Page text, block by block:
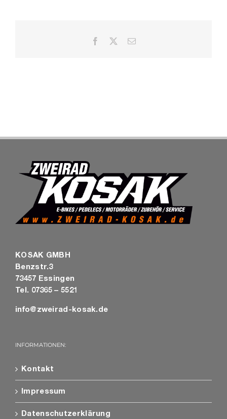
Facebook E-
KOSAK GMBH
Benzstr.3
73457 Essingen
Tel. 07365 – 5521
info@zweirad-kosak.de
INFORMATIONEN:
Kontakt
Impressum
Datenschutzerklärung